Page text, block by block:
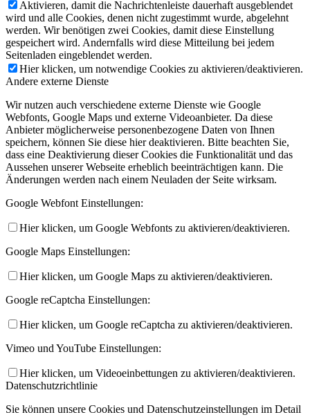
Aktivieren, damit die Nachrichtenleiste dauerhaft ausgeblendet
wird und alle Cookies, denen nicht zugestimmt wurde, abgelehnt
werden. Wir benötigen zwei Cookies, damit diese Einstellung
gespeichert wird. Andernfalls wird diese Mitteilung bei jedem
Seitenladen eingeblendet werden.
Hier klicken, um notwendige Cookies zu aktivieren/deaktivieren.
Andere externe Dienste
Wir nutzen auch verschiedene externe Dienste wie Google
Webfonts, Google Maps und externe Videoanbieter. Da diese
Anbieter möglicherweise personenbezogene Daten von Ihnen
speichern, können Sie diese hier deaktivieren. Bitte beachten Sie,
dass eine Deaktivierung dieser Cookies die Funktionalität und das
Aussehen unserer Webseite erheblich beeinträchtigen kann. Die
Änderungen werden nach einem Neuladen der Seite wirksam.
Google Webfont Einstellungen:
Hier klicken, um Google Webfonts zu aktivieren/deaktivieren.
Google Maps Einstellungen:
Hier klicken, um Google Maps zu aktivieren/deaktivieren.
Google reCaptcha Einstellungen:
Hier klicken, um Google reCaptcha zu aktivieren/deaktivieren.
Vimeo und YouTube Einstellungen:
Hier klicken, um Videoeinbettungen zu aktivieren/deaktivieren.
Datenschutzrichtlinie
Sie können unsere Cookies und Datenschutzeinstellungen im Detail